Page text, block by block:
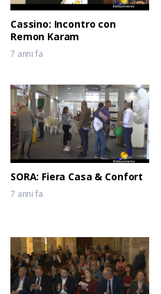
Cassino: Incontro con
Remon Karam
7 anni fa
SORA: Fiera Casa & Confort
7 anni fa